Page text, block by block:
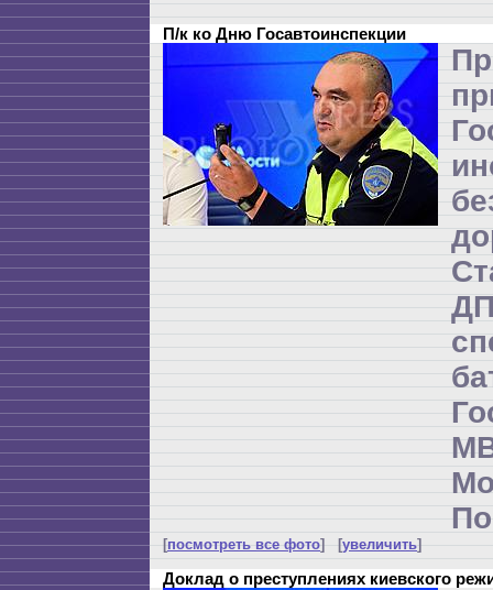
П/к ко Дню Госавтоинспекции
[посмотреть все фото] [увеличить]
Доклад о преступлениях киевского